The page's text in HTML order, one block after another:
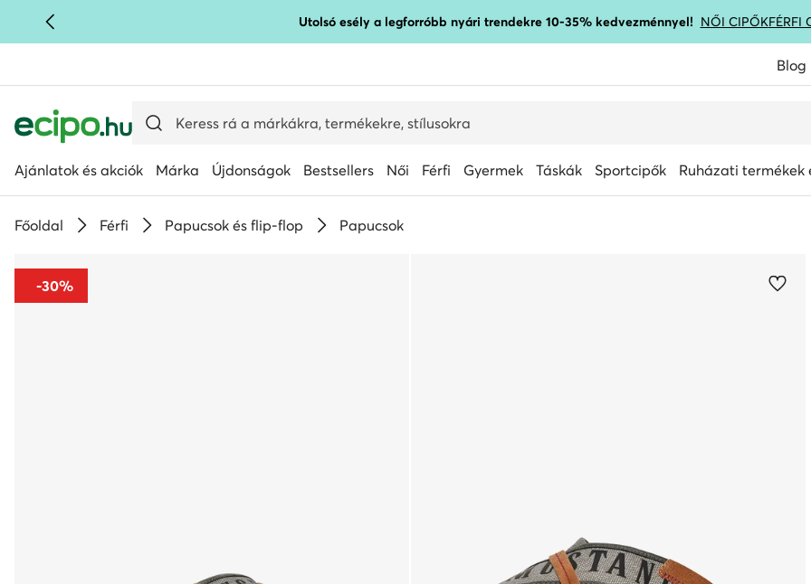
UGRÁS A FŐ TARTALOMRA Utolsó esély a legforróbb nyári trendekre 10-35% kedvezménnyel! NŐI CIPŐKFÉRFI
Blog
Ajánlatok és akciók Márka Újdonságok Bestsellers Női Férfi Gyermek Táskák Sportcipők Ruházati termékek
Főoldal Férfi Papucsok és flip-flop Papucsok
-30%